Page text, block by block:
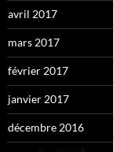
avril 2017
mars 2017
février 2017
janvier 2017
décembre 2016